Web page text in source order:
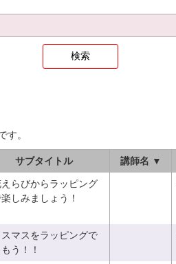
す。
サブタイトル 講師名 ▼
らびからラッピング
楽しみましょう！
マスをラッピングで
う！！